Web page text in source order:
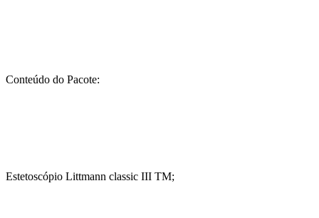
Conteúdo do Pacote:
Estetoscópio Littmann classic III TM;